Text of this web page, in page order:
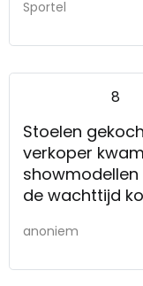
Sportel
8
Stoelen
verkoper
de wachttijd
anoniem